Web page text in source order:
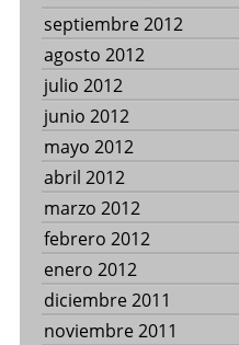
septiembre 2012
agosto 2012
julio 2012
junio 2012
mayo 2012
abril 2012
marzo 2012
febrero 2012
enero 2012
diciembre 2011
noviembre 2011